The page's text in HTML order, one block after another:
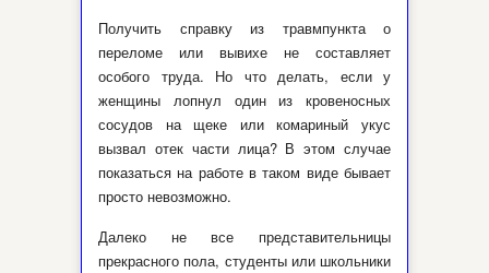
Получить справку из травмпункта о
переломе или вывихе не составляет
особого труда. Но что делать, если у
женщины лопнул один из кровеносных
сосудов на щеке или комариный укус
вызвал отек части лица? В этом случае
показаться на работе в таком виде бывает
просто невозможно.
Далеко не все представительницы
прекрасного пола, студенты или школьники